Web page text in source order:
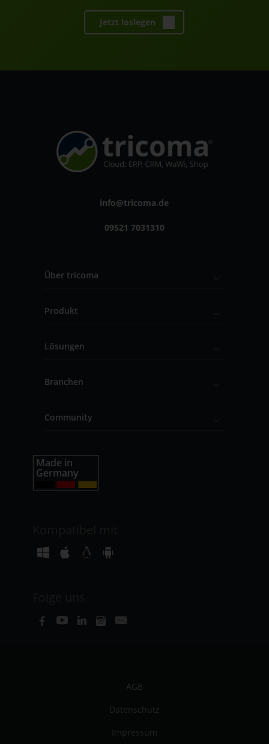
Jetzt loslegen
info@tricoma.de
09521 7031310
Über tricoma
Produkt
Lösungen
Branchen
Community
AGB
Datenschutz
Impressum